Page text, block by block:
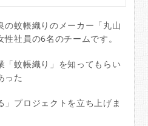
の蚊帳織りのメーカー「丸山
社員の6名のチームです。
「蚊帳織り」を知ってもらい
った
」プロジェクトを立ち上げま